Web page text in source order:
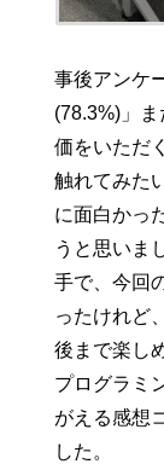
事後アンケ
(78.3%)」
価をいただ
触れてみた
に面白かっ
うと思いま
手で、今回
ったけれど
後まで楽し
プログラミ
がえる感想
した。